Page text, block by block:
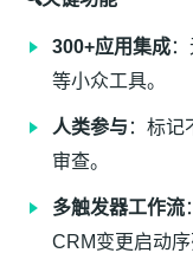
300+应用集成
等小众工具。
人类参与 ：标记
审查。
多触发器工作流
CRM变更启动序